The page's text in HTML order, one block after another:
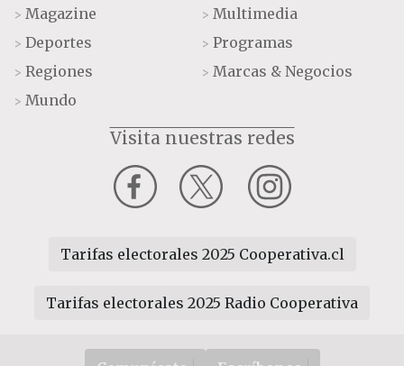
> Magazine
> Deportes
> Regiones
> Mundo
> Multimedia
> Programas
> Marcas & Negocios
Visita nuestras redes
Tarifas electorales 2025 Cooperativa.cl
Tarifas electorales 2025 Radio Cooperativa